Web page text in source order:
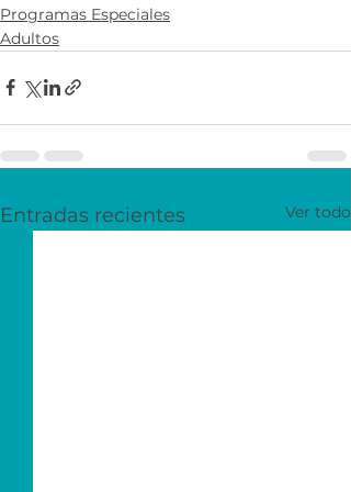
Programas Especiales
Adultos
Entradas recientes Ver todo